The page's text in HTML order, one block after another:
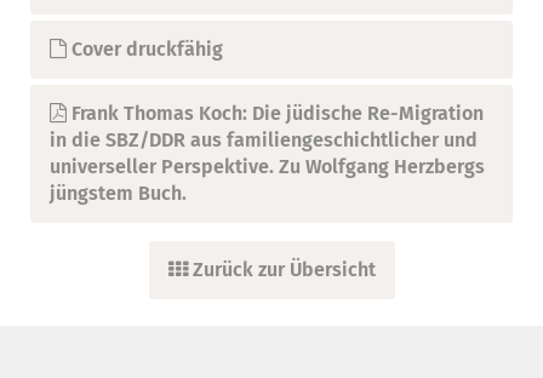
Cover druckfähig
Frank Thomas Koch: Die jüdische Re-Migration
in die SBZ/DDR aus familiengeschichtlicher und
universeller Perspektive. Zu Wolfgang Herzbergs
jüngstem Buch.
Zurück zur Übersicht